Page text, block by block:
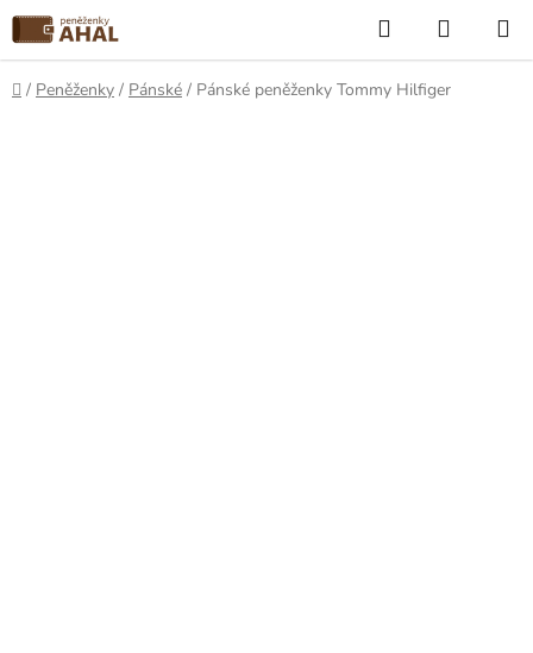
Přejít
na
obsah
Hledat
KOŠÍK
Domů
/ Peněženky / Pánské / Pánské peněženky Tommy Hilfiger